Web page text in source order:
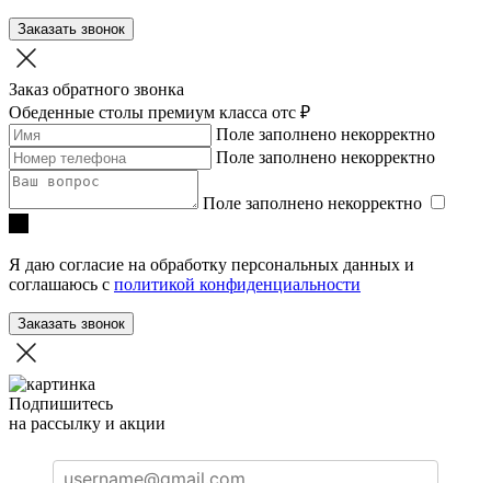
Заказать звонок
Заказ обратного звонка
Обеденные столы премиум класса отc ₽
Поле заполнено некорректно
Поле заполнено некорректно
Поле заполнено некорректно
Я даю согласие на обработку персональных данных и
соглашаюсь с политикой конфиденциальности
Заказать звонок
Подпишитесь
на рассылку и акции